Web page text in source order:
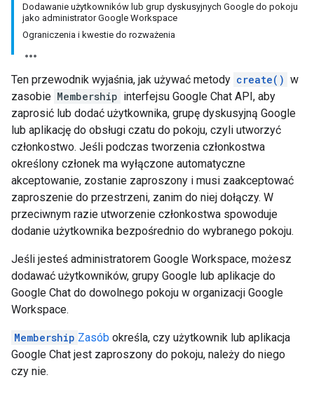
Dodawanie użytkowników lub grup dyskusyjnych Google do pokoju
jako administrator Google Workspace
Ograniczenia i kwestie do rozważenia
Ten przewodnik wyjaśnia, jak używać metody create() w
zasobie Membership interfejsu Google Chat API, aby
zaprosić lub dodać użytkownika, grupę dyskusyjną Google
lub aplikację do obsługi czatu do pokoju, czyli utworzyć
członkostwo. Jeśli podczas tworzenia członkostwa
określony członek ma wyłączone automatyczne
akceptowanie, zostanie zaproszony i musi zaakceptować
zaproszenie do przestrzeni, zanim do niej dołączy. W
przeciwnym razie utworzenie członkostwa spowoduje
dodanie użytkownika bezpośrednio do wybranego pokoju.
Jeśli jesteś administratorem Google Workspace, możesz
dodawać użytkowników, grupy Google lub aplikacje do
Google Chat do dowolnego pokoju w organizacji Google
Workspace.
Membership Zasób określa, czy użytkownik lub aplikacja
Google Chat jest zaproszony do pokoju, należy do niego
czy nie.